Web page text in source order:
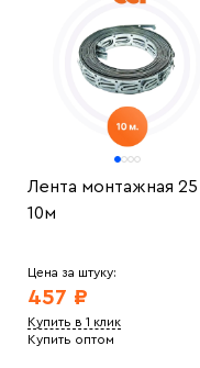
Лента монтажная 25
10м
Цена за штуку:
457 ₽
Купить в 1 клик
Купить оптом